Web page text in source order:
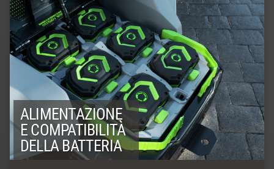
ALIMENTAZIONE
E COMPATIBILITÀ
DELLA BATTERIA